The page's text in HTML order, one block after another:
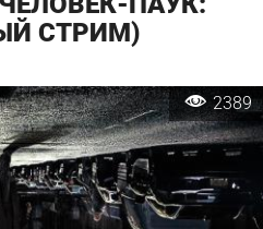
СТРИМ)
2389